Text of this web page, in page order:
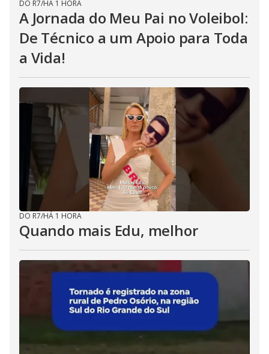
DO R7/HÁ 1 HORA
A Jornada do Meu Pai no Voleibol:
De Técnico a um Apoio para Toda
a Vida!
DO R7/HÁ 1 HORA
Quando mais Edu, melhor